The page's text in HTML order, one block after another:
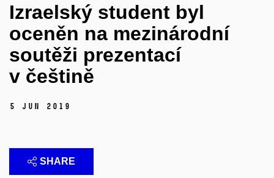
Izraelský student byl
oceněn na mezinárodní
soutěži prezentací
v češtině
5 Jun 2019
SHARE